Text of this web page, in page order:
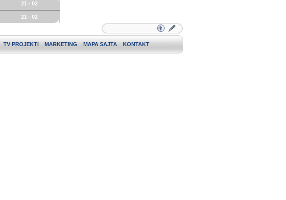
21 - 02
21 - 02
TV PROJEKTI MARKETING MAPA SAJTA KONTAKT